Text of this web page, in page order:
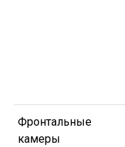
Фронтальные
камеры